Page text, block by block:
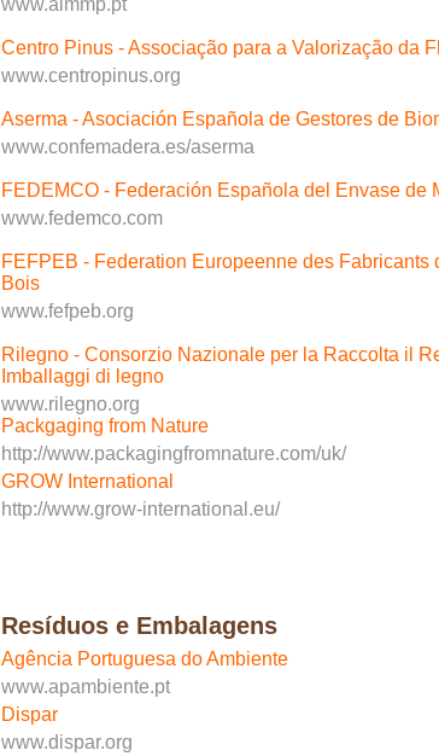
www.aimmp.pt
Centro Pinus - Associação para a Valorização da
www.centropinus.org
Aserma - Asociación Española de Gestores de
www.confemadera.es/aserma
FEDEMCO - Federación Española del Envase de
www.fedemco.com
FEFPEB - Federation Europeenne des Fabricants
Bois
www.fefpeb.org
Rilegno - Consorzio Nazionale per la Raccolta il
Imballaggi di legno
www.rilegno.org
Packgaging from Nature
http://www.packagingfromnature.com/uk/
GROW International
http://www.grow-international.eu/
Resíduos e Embalagens
Agência Portuguesa do Ambiente
www.apambiente.pt
Dispar
www.dispar.org